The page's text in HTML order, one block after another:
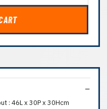
: 46L x 30P x 30Hcm